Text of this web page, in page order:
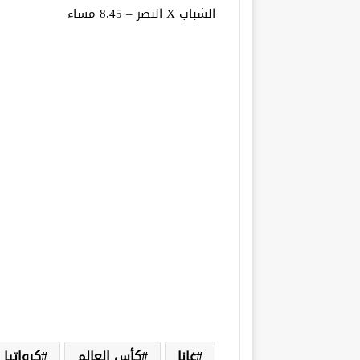
الشباب X النصر – 8.45 مساء